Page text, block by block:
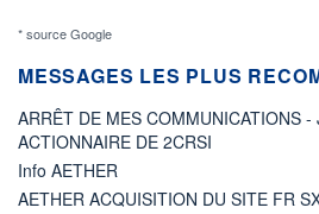
* source Google
MESSAGES LES PLUS
ARRÊT DE MES COMMUNICATIONS
ACTIONNAIRE DE 2CRSI
Info AETHER
AETHER ACQUISITION DU SITE FR